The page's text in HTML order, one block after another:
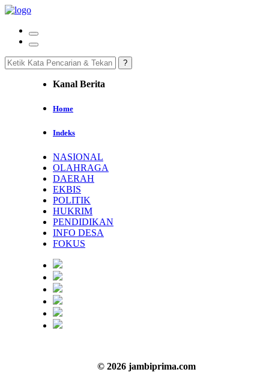
Kanal Berita
Home
Indeks
NASIONAL
OLAHRAGA
DAERAH
EKBIS
POLITIK
HUKRIM
PENDIDIKAN
INFO DESA
FOKUS
© 2026 jambiprima.com